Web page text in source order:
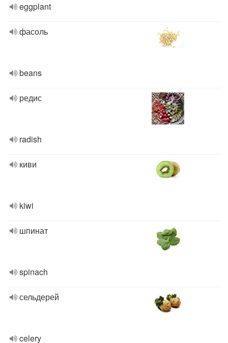
eggplant
фасоль
beans
редис
radish
киви
kiwi
шпинат
spinach
сельдерей
celery